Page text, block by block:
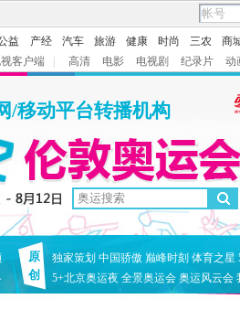
益 产经 汽车 旅游 健康 时尚 三农
商
客户端 高清 电影 电视剧 纪录片
动
/移动平台转播机构
原
创
独家策划 中国骄傲 巅峰时刻 体育之星
5+北京奥运夜 全景奥运会 奥运风云会